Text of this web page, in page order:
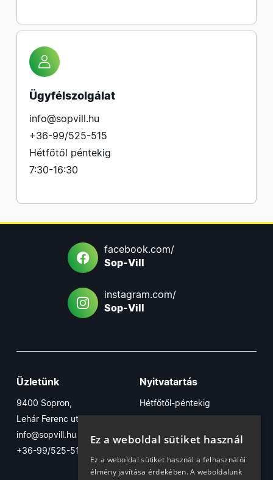
Ügyfélszolgálat
info@sopvill.hu
+36-99/525-515
Hétfőtől péntekig
7:30-16:30
facebook.com/
Sop-Vill
instagram.com/
Sop-Vill
Üzletünk
9400 Sopron,
Lehár Ferenc utca 17/B
info@sopvill.hu
+36-99/525-515
Nyitvatartás
Hétfőtől-péntekig
7:30-16:30
Szombaton
Ez a weboldal sütiket használ
Ez a weboldal sütiket használ a felhasználói
élmény javítása érdekében. A weboldalunk